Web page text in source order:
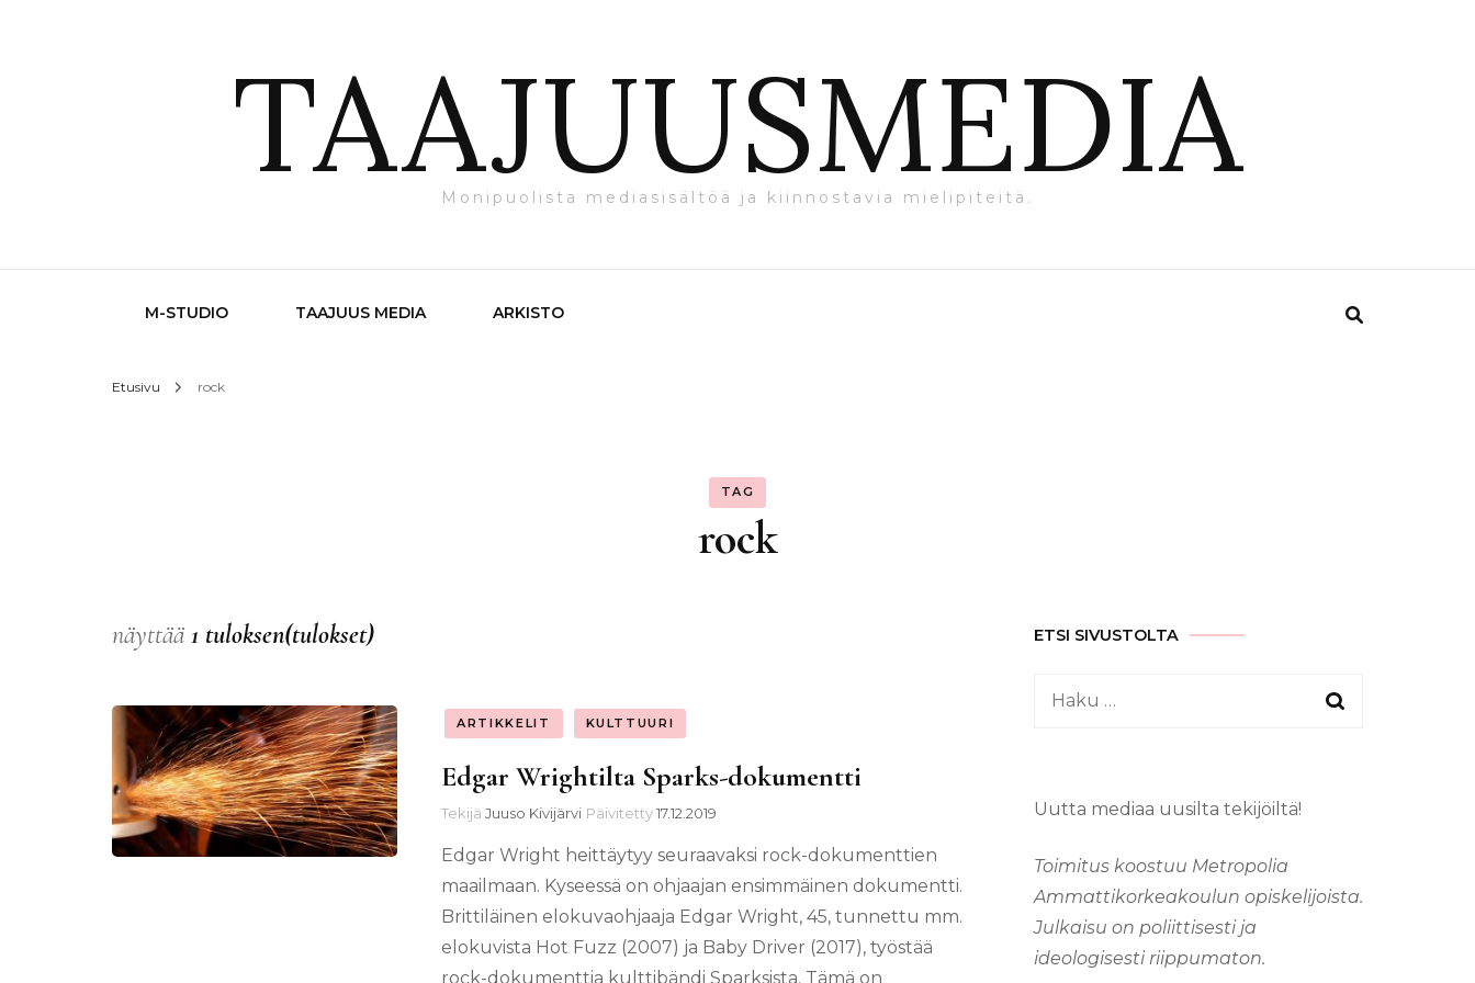
TAAJUUSMEDIA
Monipuolista mediasisältöä ja kiinnostavia mielipiteitä.
M-STUDIO TAAJUUS MEDIA ARKISTO
Etusivu rock
TAG
rock
näyttää 1 tuloksen(tulokset)
ARTIKKELIT KULTTUURI
Edgar Wrightilta Sparks-dokumentti
Tekijä Juuso Kivijärvi Päivitetty17.12.2019
Edgar Wright heittäytyy seuraavaksi rock-dokumenttien
maailmaan. Kyseessä on ohjaajan ensimmäinen dokumentti.
Brittiläinen elokuvaohjaaja Edgar Wright, 45, tunnettu mm.
elokuvista Hot Fuzz (2007) ja Baby Driver (2017), työstää
rock-dokumenttia kulttibändi Sparksista. Tämä on
ETSI SIVUSTOLTA
Haku:
Uutta mediaa uusilta tekijöiltä!
Toimitus koostuu Metropolia
Ammattikorkeakoulun opiskelijoista.
Julkaisu on poliittisesti ja
ideologisesti riippumaton.